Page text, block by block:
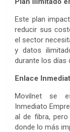
‎Este plan
reducir sus
el sector
y datos
durante los días
Enlace
‎Movilnet se
Inmediato
al de fibra,
donde lo más